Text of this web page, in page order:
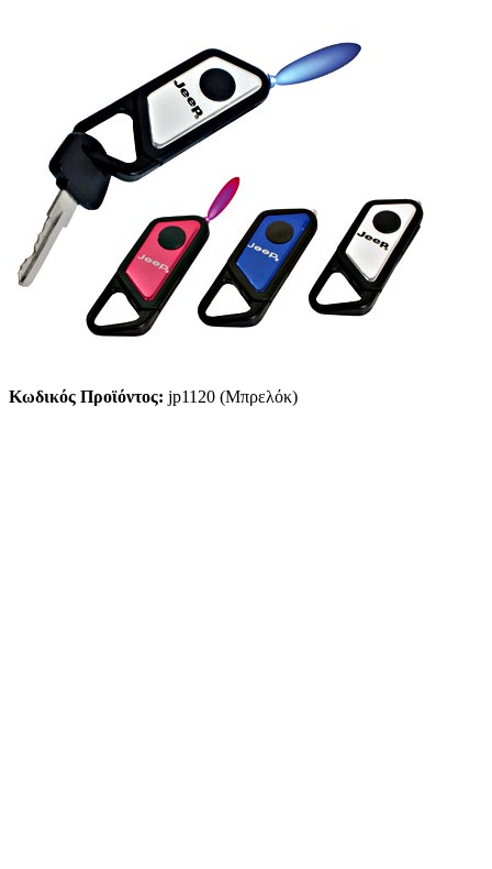
Κωδικός Προϊόντος: jp1120 (Μπρελόκ)